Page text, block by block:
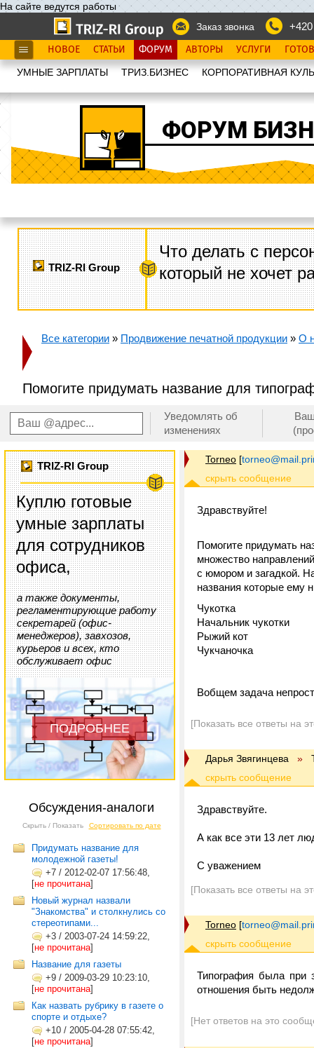
На сайте ведутся работы
Заказ звонка
НОВОЕ СТАТЬИ ФОРУМ АВТОРЫ УСЛУГИ
УМНЫЕ ЗАРПЛАТЫ ТРИЗ.БИЗНЕС КОРПОРАТИВНАЯ
ФОРУМ
TRIZ-RI Group
Что делать с
который не хочет
Все категории » Продвижение печатной продукции » О
Помогите придумать название для
Уведомлять об
изменениях
TRIZ-RI Group
Куплю готовые
умные зарплаты
для сотрудников
офиса,
а также документы,
регламентирующие работу
секретарей (офис-
менеджеров), завхозов,
курьеров и всех, кто
обслуживает офис
ПОДРОБНЕЕ
Обсуждения-аналоги
Скрыть / Показать Сортировать по дате
Придумать название для
молодежной газеты!
+7 / 2012-02-07 17:56:48,
[не прочитана]
Новый журнал назвали
"Знакомства" и столкнулись со
стереотипами...
+3 / 2003-07-24 14:59:22,
[не прочитана]
Название для газеты
+9 / 2009-03-29 10:23:10,
[не прочитана]
Как назвать рубрику в газете о
спорте и отдыхе?
+10 / 2005-04-28 07:55:42,
[не прочитана]
Torneo [
Здравствуйте!
Помогите придумать
множество
с юмором и загадкой.
названия которые ему
Чукотка
Начальник чукотки
Рыжий кот
Чукчаночка
Вобщем задача
[Показать все ответы на
Дарья Звягинцева »
Здравствуйте.
А как все эти 13 лет
С уважением
[Показать все ответы на
Torneo [
Типография была при
отношения быть
[Нет ответов на это